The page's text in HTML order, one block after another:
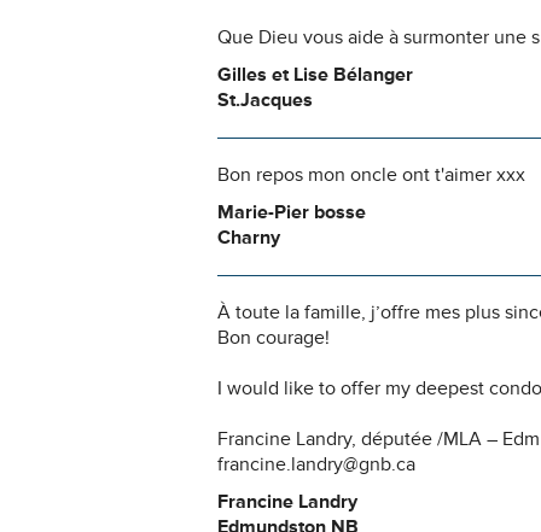
Que Dieu vous aide à surmonter une
Gilles et Lise Bélanger
St.Jacques
Bon repos mon oncle ont t'aimer xxx
Marie-Pier bosse
Charny
À toute la famille, j’offre mes plus
Bon courage!
I would like to offer my deepest
Francine Landry, députée /MLA –
francine.landry@gnb.ca
Francine Landry
Edmundston NB